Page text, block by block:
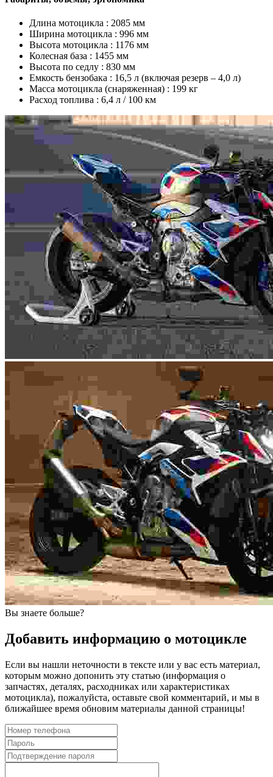
Длина мотоцикла : 2085 мм
Ширина мотоцикла : 996 мм
Высота мотоцикла : 1176 мм
Колесная база : 1455 мм
Высота по седлу : 830 мм
Емкость бензобака : 16,5 л (включая резерв – 4,0 л)
Масса мотоцикла (снаряженная) : 199 кг
Расход топлива : 6,4 л / 100 км
Вы знаете больше?
Добавить информацию о мотоцикле
Если вы нашли неточности в тексте или у вас есть материал,
которым можно допонить эту статью (информация о
запчастях, деталях, расходниках или характеристиках
мотоцикла), пожалуйста, оставьте свой комментарий, и мы в
ближайшее время обновим материалы данной страницы!